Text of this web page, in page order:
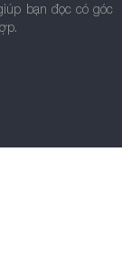
bạn đọc có góc